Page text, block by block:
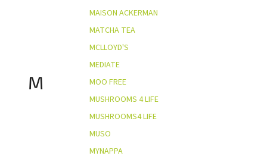
M
MAISON ACKERMAN
MATCHA TEA
MCLLOYD'S
MEDIATE
MOO FREE
MUSHROOMS 4 LIFE
MUSHROOMS4 LIFE
MUSO
MYNAPPA